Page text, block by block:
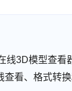
线3D模型查看
看、格式转换